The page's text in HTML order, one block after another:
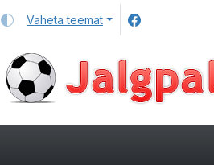
Vaheta teemat